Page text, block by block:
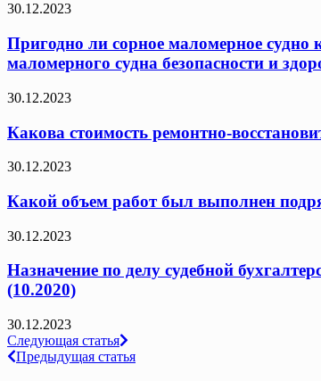
30.12.2023
Пригодно ли сорное маломерное судно
маломерного судна безопасности и
30.12.2023
Какова стоимость ремонтно-
30.12.2023
Какой объем работ был выполнен
30.12.2023
Назначение по делу судебной
(10.2020)
30.12.2023
Навигация
по
Следующая статья
Предыдущая статья